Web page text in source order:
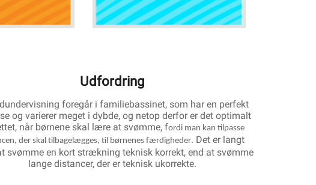
Udfordring
foregår i familiebassinet, som har en perfekt
og varierer meget i dybde, og netop derfor er det optimalt
når børnene skal lære at svømme, fordi man kan tilpasse
der skal tilbagelægges, til børnenes færdigheder. Det er langt
svømme en kort strækning teknisk korrekt, end at svømme
lange distancer, der er teknisk ukorrekte.